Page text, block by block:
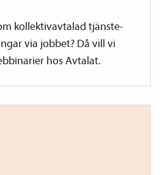
kollektiv­avtalad tjänste­
via jobbet? Då vill vi
hos Avtalat.